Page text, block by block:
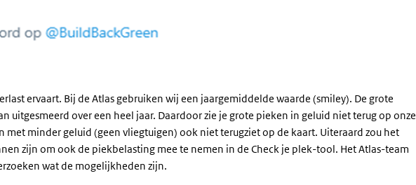
ervaart. Bij de Atlas gebruiken wij een jaargemiddelde waarde (smiley). De grote
uitgesmeerd over een heel jaar. Daardoor zie je grote pieken in geluid niet terug op onze
met minder geluid (geen vliegtuigen) ook niet terugziet op de kaart. Uiteraard zou het
zijn om ook de piekbelasting mee te nemen in de Check je plek-tool. Het Atlas-team
wat de mogelijkheden zijn.